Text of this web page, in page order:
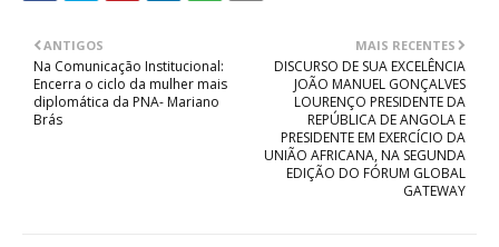
MAIS RECENTES
DISCURSO DE SUA EXCELÊNCIA
JOÃO MANUEL GONÇALVES
LOURENÇO PRESIDENTE DA
REPÚBLICA DE ANGOLA E
PRESIDENTE EM EXERCÍCIO DA
UNIÃO AFRICANA, NA SEGUNDA
EDIÇÃO DO FÓRUM GLOBAL
GATEWAY
ANTIGOS
Na Comunicação Institucional:
Encerra o ciclo da mulher mais
diplomática da PNA- Mariano
Brás